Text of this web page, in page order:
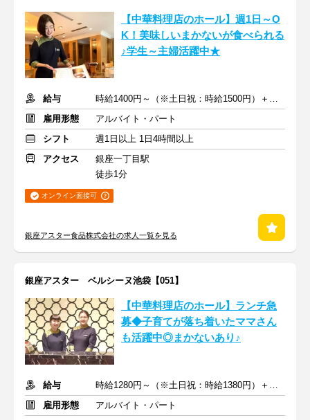
【中華料理店のホール】週1日～O
K！美味しいまかないが食べられる
♪学生～主婦活躍中★
給与
時給1400円～（※土日祝：時給1500円）＋交通費支給
雇用形態
アルバイト・パート
シフト
週1日以上 1日4時間以上
アクセス
銀座一丁目駅
徒歩1分
オンライン面接可
銀座アスター食品株式会社の求人一覧を見る
銀座アスター ベルシーヌ池袋【051】
【中華料理店のホール】ランチ急
募◆子育てが落ち着いたママさん
も活躍中◎まかないあり♪
給与
時給1280円～（※土日祝：時給1380円）＋交通費支給
雇用形態
アルバイト・パート